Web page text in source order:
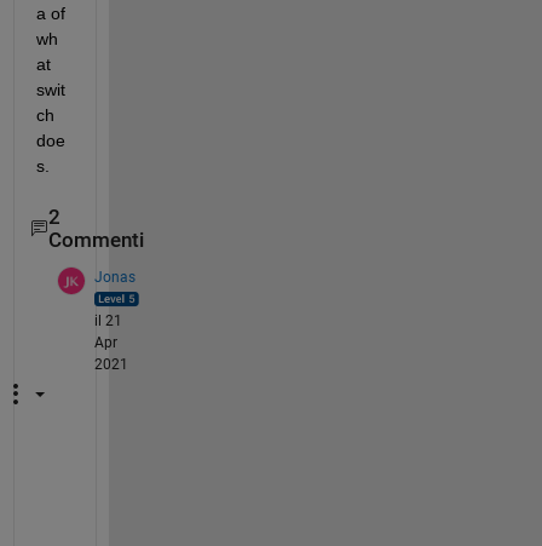
a of
wh
at
swit
ch
doe
s.
2
Commenti
Jonas
il 21
Apr
2021